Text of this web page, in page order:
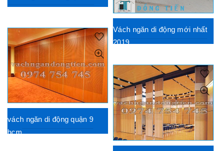
Vách ngăn di động mới nhất
2019
vách ngăn di động quận 9
hcm